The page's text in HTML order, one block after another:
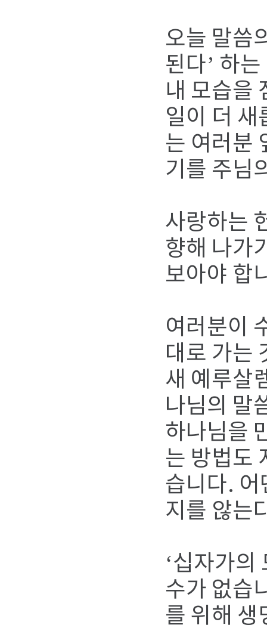
오늘 말씀
된다’ 하
내 모습을
일이 더
는 여러분
기를 주님
사랑하는
향해 나가
보아야 합
여러분이
대로 가는
새 예루살
나님의 말
하나님을
는 방법도
습니다. 어
지를 않는
‘십자가의
수가 없습
를 위해 생